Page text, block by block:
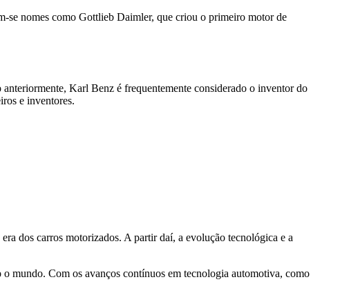
se nomes como Gottlieb Daimler, que criou o primeiro motor de
Karl Benz é frequentemente considerado o inventor do
e inventores.
dos carros motorizados. A partir daí, a evolução tecnológica e a
mundo. Com os avanços contínuos em tecnologia automotiva, como